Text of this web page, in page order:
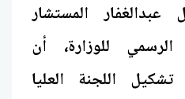
المستشار
للوزارة، أن
اللجنة العليا